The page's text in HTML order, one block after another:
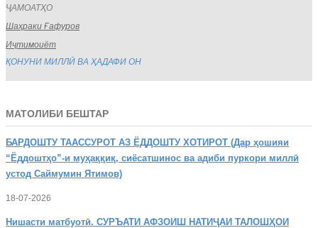
ҶАМОАТҲО
Шаҳраки Ғафуров
Иҷтимоиёт
ҚОНУНИ МИЛЛӢ ВА ҲАДАФИ ОН
МАТОЛИБИ БЕШТАР
БАРДОШТУ ТААССУРОТ АЗ ЁДДОШТУ ХОТИРОТ (Дар ҳошияи
“Ёддоштҳо”-и муҳаққиқ, сиёсатшинос ва адиби пуркори миллӣ
устод Саймумин Ятимов)
18-07-2026
Нишасти матбуотӣ. СУРЪАТИ АФЗОИШ НАТИҶАИ ТАЛОШҲОИ